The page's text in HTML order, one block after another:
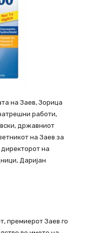
на Заев, Зорица
работи,
државниот
на Заев за
на
Даријан
премиерот Заев го